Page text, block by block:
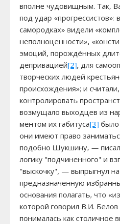
вполне чудовищным. Так,
под удар «прогрессистов»:
самородках» видели
неполноценности»,
эмоций, по­рождённых
депривацией[2], для
творческих людей
происхождения»; и
контро­лировать
возмущало выходцев из
ментом их габитуса[3] было
они имеют право
подобно Шукшину, — писал
логику "подчиненного" и
"выскочку", — выпрыгнул
предназначенную
основания полагать, что
которой говорил В.И.
понималась как столичное